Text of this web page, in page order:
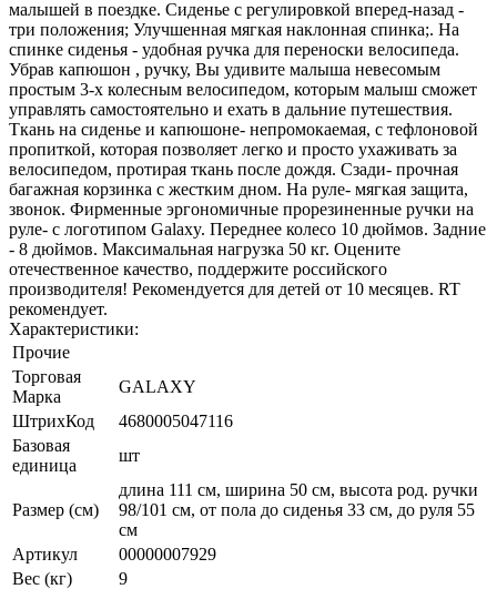
малышей в поездке. Сиденье с регулировкой вперед-назад -
три положения; Улучшенная мягкая наклонная спинка;. На
спинке сиденья - удобная ручка для переноски велосипеда.
Убрав капюшон , ручку, Вы удивите малыша невесомым
простым 3-х колесным велосипедом, которым малыш сможет
управлять самостоятельно и ехать в дальние путешествия.
Ткань на сиденье и капюшоне- непромокаемая, с тефлоновой
пропиткой, которая позволяет легко и просто ухаживать за
велосипедом, протирая ткань после дождя. Сзади- прочная
багажная корзинка с жестким дном. На руле- мягкая защита,
звонок. Фирменные эргономичные прорезиненные ручки на
руле- с логотипом Galaxy. Переднее колесо 10 дюймов. Задние
- 8 дюймов. Максимальная нагрузка 50 кг. Оцените
отечественное качество, поддержите российского
производителя! Рекомендуется для детей от 10 месяцев. RT
рекомендует.
Характеристики:
Прочие
Торговая
Марка
GALAXY
ШтрихКод
4680005047116
Базовая
единица
шт
Размер (см)
длина 111 см, ширина 50 см, высота род. ручки
98/101 см, от пола до сиденья 33 см, до руля 55
см
Артикул
00000007929
Вес (кг)
9